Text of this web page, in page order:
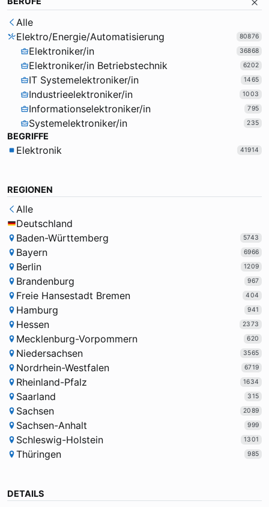
Alle
Elektro/Energie/Automatisierung
80876
Elektroniker/in 36868
Elektroniker/in Betriebstechnik 6202
IT Systemelektroniker/in 1465
Industrieelektroniker/in 1003
Informationselektroniker/in 795
Systemelektroniker/in 235
BEGRIFFE
Elektronik 41914
REGIONEN
Alle
Deutschland
Baden-Württemberg
5743
Bayern 6966
Berlin 1209
Brandenburg 967
Freie Hansestadt Bremen 404
Hamburg 941
Hessen 2373
Mecklenburg-Vorpommern 620
Niedersachsen 3565
Nordrhein-Westfalen 6719
Rheinland-Pfalz 1634
Saarland 315
Sachsen 2089
Sachsen-Anhalt 999
Schleswig-Holstein 1301
Thüringen 985
DETAILS